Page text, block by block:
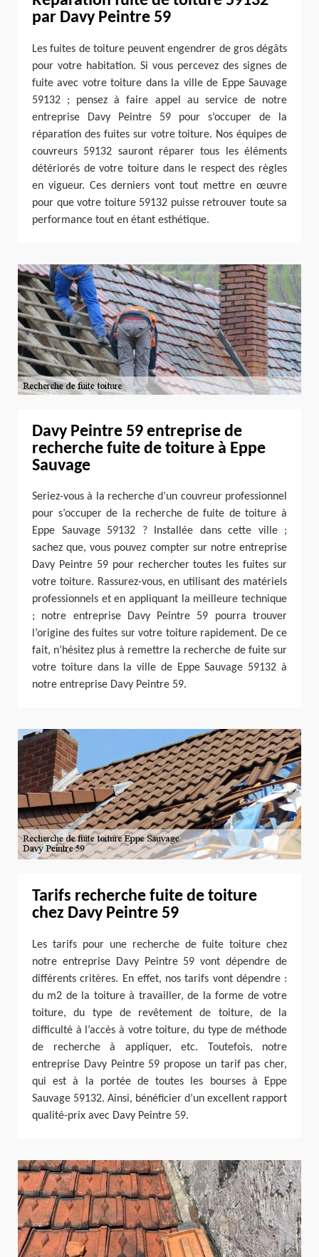
par Davy Peintre 59
Les fuites de toiture peuvent engendrer de gros dégâts
pour votre habitation. Si vous percevez des signes de
fuite avec votre toiture dans la ville de Eppe Sauvage
59132 ; pensez à faire appel au service de notre
entreprise Davy Peintre 59 pour s’occuper de la
réparation des fuites sur votre toiture. Nos équipes de
couvreurs 59132 sauront réparer tous les éléments
détériorés de votre toiture dans le respect des règles
en vigueur. Ces derniers vont tout mettre en œuvre
pour que votre toiture 59132 puisse retrouver toute sa
performance tout en étant esthétique.
Davy Peintre 59 entreprise de
recherche fuite de toiture à Eppe
Sauvage
Seriez-vous à la recherche d’un couvreur professionnel
pour s’occuper de la recherche de fuite de toiture à
Eppe Sauvage 59132 ? Installée dans cette ville ;
sachez que, vous pouvez compter sur notre entreprise
Davy Peintre 59 pour rechercher toutes les fuites sur
votre toiture. Rassurez-vous, en utilisant des matériels
professionnels et en appliquant la meilleure technique
; notre entreprise Davy Peintre 59 pourra trouver
l’origine des fuites sur votre toiture rapidement. De ce
fait, n’hésitez plus à remettre la recherche de fuite sur
votre toiture dans la ville de Eppe Sauvage 59132 à
notre entreprise Davy Peintre 59.
Tarifs recherche fuite de toiture
chez Davy Peintre 59
Les tarifs pour une recherche de fuite toiture chez
notre entreprise Davy Peintre 59 vont dépendre de
différents critères. En effet, nos tarifs vont dépendre :
du m2 de la toiture à travailler, de la forme de votre
toiture, du type de revêtement de toiture, de la
difficulté à l’accès à votre toiture, du type de méthode
de recherche à appliquer, etc. Toutefois, notre
entreprise Davy Peintre 59 propose un tarif pas cher,
qui est à la portée de toutes les bourses à Eppe
Sauvage 59132. Ainsi, bénéficier d’un excellent rapport
qualité-prix avec Davy Peintre 59.